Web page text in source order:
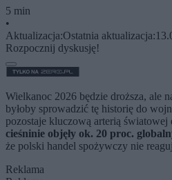
5 min
•
Aktualizacja:Ostatnia aktualizacja:
Rozpocznij dyskusję!
Wielkanoc 2026 będzie droższa, ale
byłoby sprowadzić tę historię do
pozostaje kluczową arterią światowej
cieśninie objęły ok. 20 proc.
że polski handel spożywczy nie
Reklama